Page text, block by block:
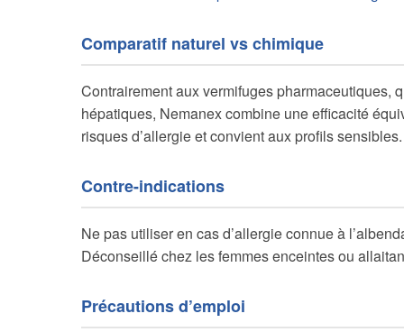
Comparatif naturel vs chimique
Contrairement aux vermifuges pharmaceutiques,
hépatiques, Nemanex combine une efficacité
risques d’allergie et convient aux profils sensibles.
Contre-indications
Ne pas utiliser en cas d’allergie connue à
Déconseillé chez les femmes enceintes ou
Précautions d’emploi